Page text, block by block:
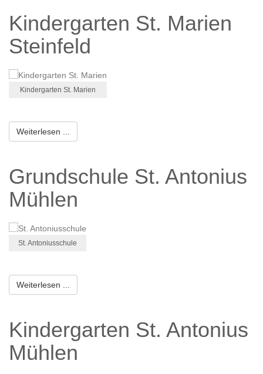
Kindergarten St. Marien
Steinfeld
Kindergarten St. Marien
Weiterlesen ...
Grundschule St. Antonius
Mühlen
St. Antoniusschule
Weiterlesen ...
Kindergarten St. Antonius
Mühlen